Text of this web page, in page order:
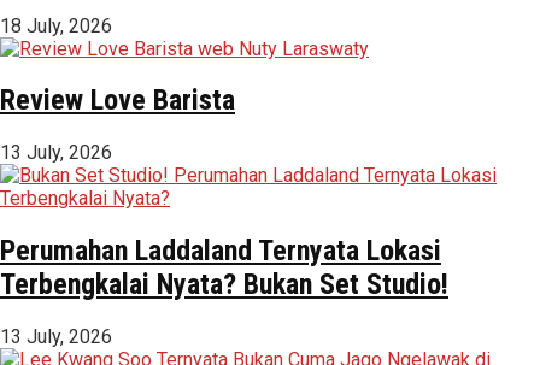
18 July, 2026
Review Love Barista
13 July, 2026
Perumahan Laddaland Ternyata Lokasi
Terbengkalai Nyata? Bukan Set Studio!
13 July, 2026